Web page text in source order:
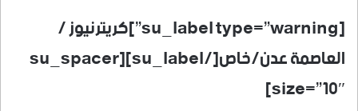
[su_label type=”warning”]كريترنيوز /
العاصمة عدن/خاص[/su_label][su_spacer
size=”10″]